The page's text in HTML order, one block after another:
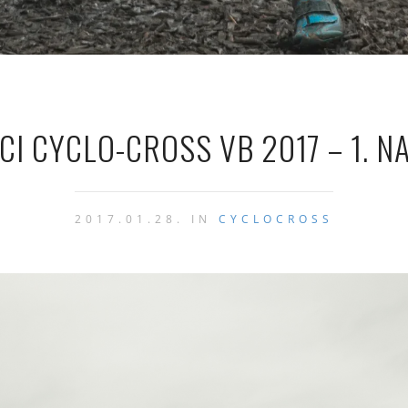
CYCLO-CROSS VB 2017 – 1.
2017.01.28. IN CYCLOCROSS